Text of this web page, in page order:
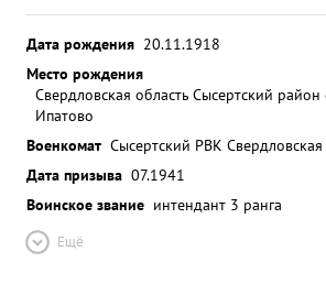
Дата рождения 20.11.1918
Место рождения
Свердловская область Сысертский
Ипатово
Военкомат Сысертский РВК Свердловская
Дата призыва 07.1941
Воинское звание интендант 3 ранга
Ещё